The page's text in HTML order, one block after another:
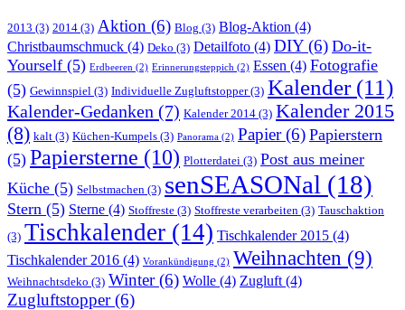
2013 (3) 2014 (3) Aktion (6) Blog (3) Blog-Aktion (4)
Christbaumschmuck (4) Deko (3) Detailfoto (4) DIY(6) Do-it-
Yourself (5) Erdbeeren (2) Erinnerungsteppich (2) Essen (4) Fotografie
(5) Gewinnspiel (3) Individuelle Zugluftstopper(3) Kalender(11)
Kalender-Gedanken (7) Kalender 2014 (3) Kalender 2015
(8) kalt (3) Küchen-Kumpels (3) Panorama (2) Papier(6) Papierstern
(5) Papiersterne (10) Plotterdatei (3) Post aus meiner
Küche (5) Selbstmachen (3) senSEASONal (18)
Stern (5) Sterne (4) Stoffreste (3) Stoffreste verarbeiten (3) Tauschaktion
(3) Tischkalender (14) Tischkalender 2015 (4)
Tischkalender 2016 (4) Vorankündigung (2) Weihnachten (9)
Weihnachtsdeko (3) Winter(6) Wolle (4) Zugluft (4)
Zugluftstopper(6)